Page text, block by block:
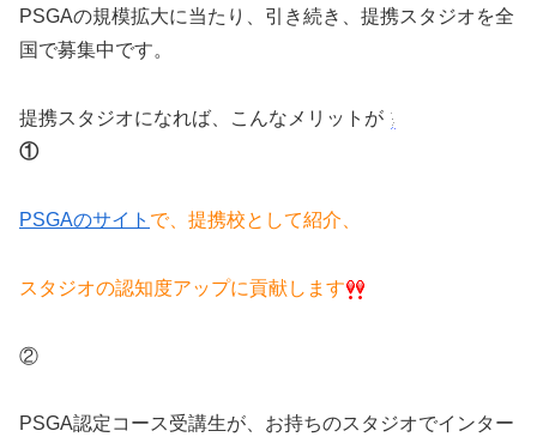
PSGAの規模拡大に当たり、引き続き、提携スタジオを全
国で募集中です。
提携スタジオになれば、こんなメリットが
①
PSGAのサイト で、提携校として紹介、
スタジオの認知度アップに貢献します
②
PSGA認定コース受講生が、お持ちのスタジオでインター